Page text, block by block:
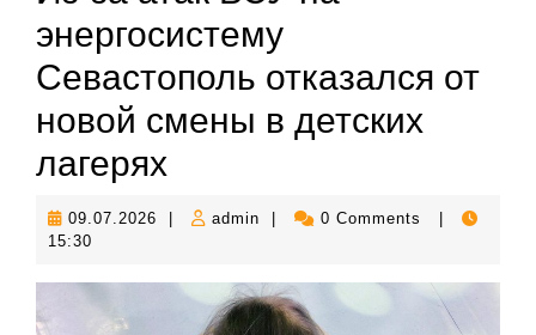
энергосистему
Севастополь отказался от
новой смены в детских
лагерях
09.07.2026 09.07.2026
admin admin 0 Comments
15:30